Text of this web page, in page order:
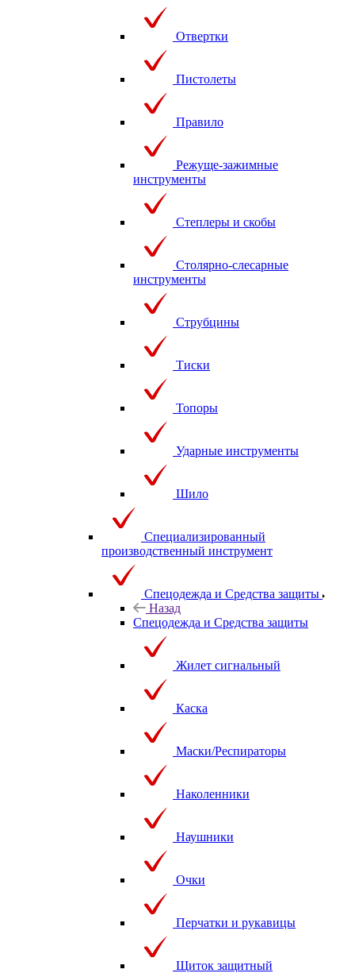
Отвертки
Пистолеты
Правило
Режуще-зажимные
инструменты
Степлеры и скобы
Столярно-слесарные
инструменты
Струбцины
Тиски
Топоры
Ударные инструменты
Шило
Специализированный
производственный инструмент
Спецодежда и Средства защиты
Назад
Спецодежда и Средства защиты
Жилет сигнальный
Каска
Маски/Респираторы
Наколенники
Наушники
Очки
Перчатки и рукавицы
Щиток защитный